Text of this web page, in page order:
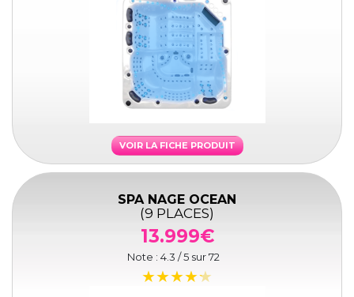
VOIR LA FICHE PRODUIT
SPA NAGE OCEAN
(9 PLACES)
13.999€
Note : 4.3 / 5 sur72